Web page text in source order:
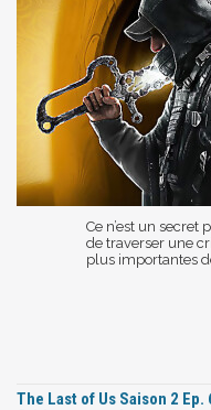
Ce n’est un secret
de traverser une
plus importantes
The Last of Us Saison 2